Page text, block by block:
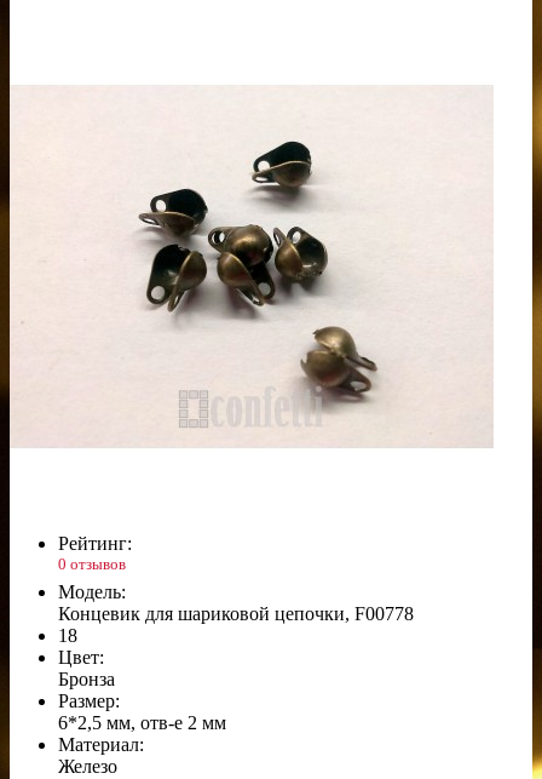
Рейтинг:
0 отзывов
Модель:
Концевик для шариковой цепочки, F00778
18
Цвет:
Бронза
Размер:
6*2,5 мм, отв-е 2 мм
Материал:
Железо